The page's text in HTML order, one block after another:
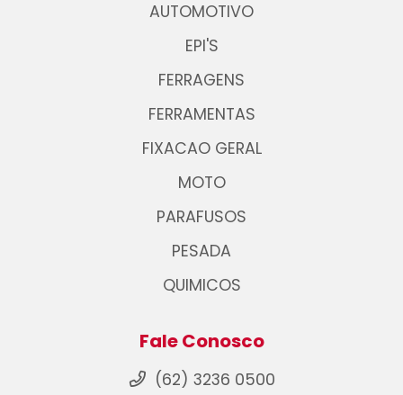
AUTOMOTIVO
EPI'S
FERRAGENS
FERRAMENTAS
FIXACAO GERAL
MOTO
PARAFUSOS
PESADA
QUIMICOS
Fale Conosco
(62) 3236 0500